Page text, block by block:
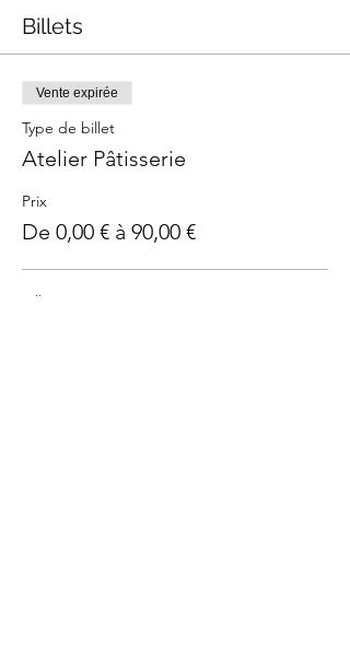
Billets
Vente expirée
Type de billet
Atelier Pâtisserie
Prix
De 0,00 € à 90,00 €
Billet payant